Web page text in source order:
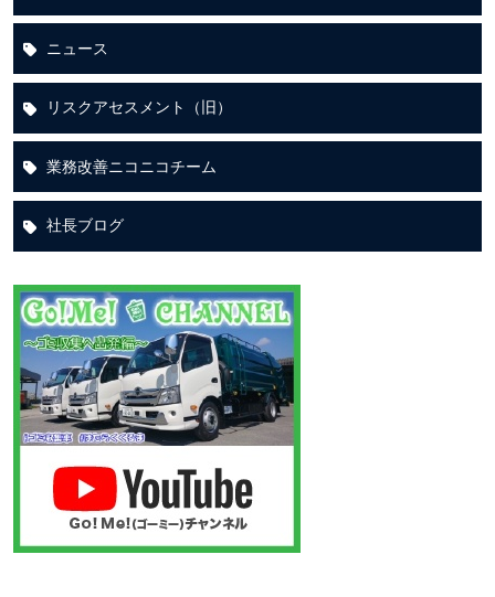
ニュース
リスクアセスメント（旧）
業務改善ニコニコチーム
社長ブログ